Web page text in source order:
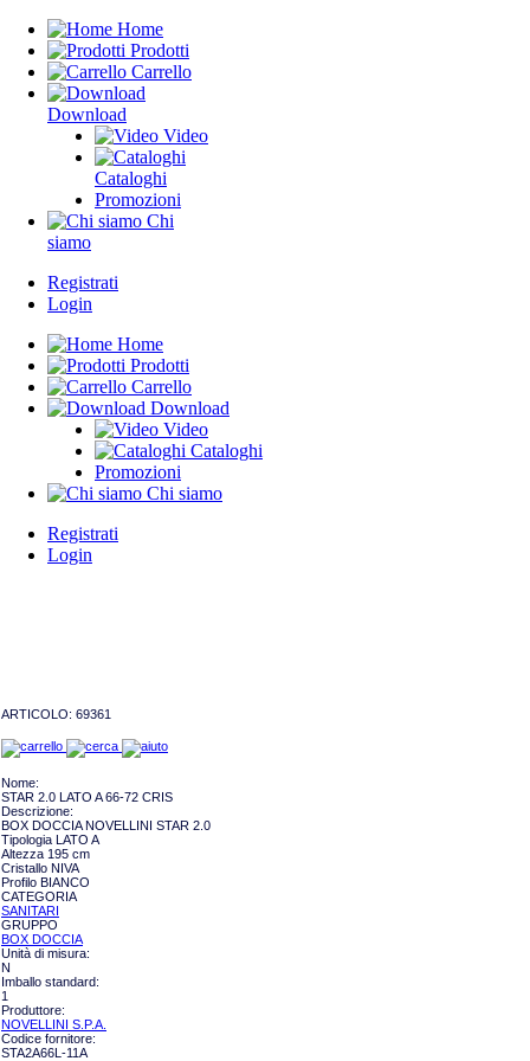
Home
Prodotti
Carrello
Download
Video
Cataloghi
Promozioni
Chi
siamo
Registrati
Login
Home
Prodotti
Carrello
Download
Video
Cataloghi
Promozioni
Chi siamo
Registrati
Login
ARTICOLO: 69361
Nome:
STAR 2.0 LATO A 66-72 CRIS
Descrizione:
BOX DOCCIA NOVELLINI STAR 2.0
Tipologia LATO A
Altezza 195 cm
Cristallo NIVA
Profilo BIANCO
CATEGORIA
SANITARI
GRUPPO
BOX DOCCIA
Unità di misura:
N
Imballo standard:
1
Produttore:
NOVELLINI S.P.A.
Codice fornitore:
STA2A66L-11A